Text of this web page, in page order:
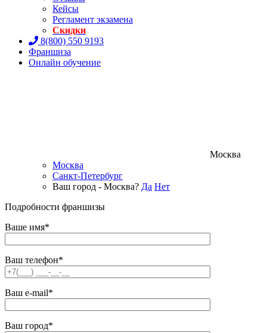
Кейсы
Регламент экзамена
Скидки
8(800) 550 9193
Франшиза
Онлайн обучение
Москва
Москва
Санкт-Петербург
Ваш город - Москва? Да Нет
Подробности франшизы
Ваше имя*
Ваш телефон*
Ваш e-mail*
Ваш город*